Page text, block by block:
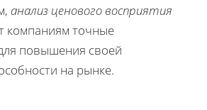
анализ ценового восприятия
компаниям точные
повышения своей
на рынке.